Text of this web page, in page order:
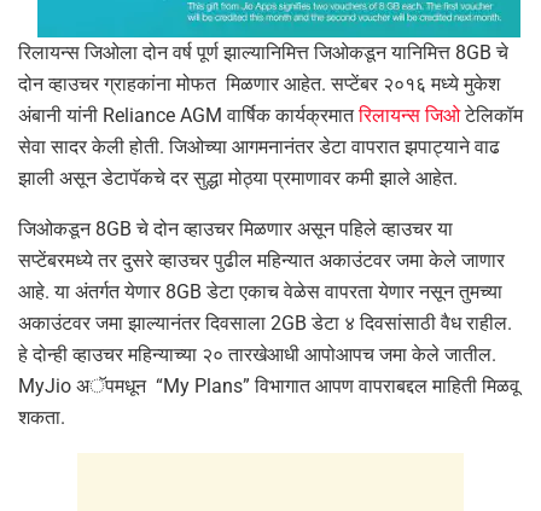
रिलायन्स जिओला दोन वर्ष पूर्ण झाल्यानिमित्त जिओकडून यानिमित्त 8GB चे
दोन व्हाउचर ग्राहकांना मोफत मिळणार आहेत. सप्टेंबर २०१६ मध्ये मुकेश
अंबानी यांनी Reliance AGM वार्षिक कार्यक्रमातरिलायन्स जिओटेलिकॉम
सेवा सादर केली होती. जिओच्या आगमनानंतर डेटा वापरात झपाट्याने वाढ
झाली असून डेटापॅकचे दर सुद्धा मोठ्या प्रमाणावर कमी झाले आहेत.
जिओकडून 8GB चे दोन व्हाउचर मिळणार असून पहिले व्हाउचर या
सप्टेंबरमध्ये तर दुसरे व्हाउचर पुढील महिन्यात अकाउंटवर जमा केले जाणार
आहे. या अंतर्गत येणार 8GB डेटा एकाच वेळेस वापरता येणार नसून तुमच्या
अकाउंटवर जमा झाल्यानंतर दिवसाला 2GB डेटा ४ दिवसांसाठी वैध राहील.
हे दोन्ही व्हाउचर महिन्याच्या २० तारखेआधी आपोआपच जमा केले जातील.
MyJio अॅपमधून “My Plans” विभागात आपण वापराबद्दल माहिती मिळवू
शकता.